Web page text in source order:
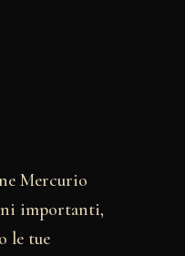
Mercurio
importanti,
le tue